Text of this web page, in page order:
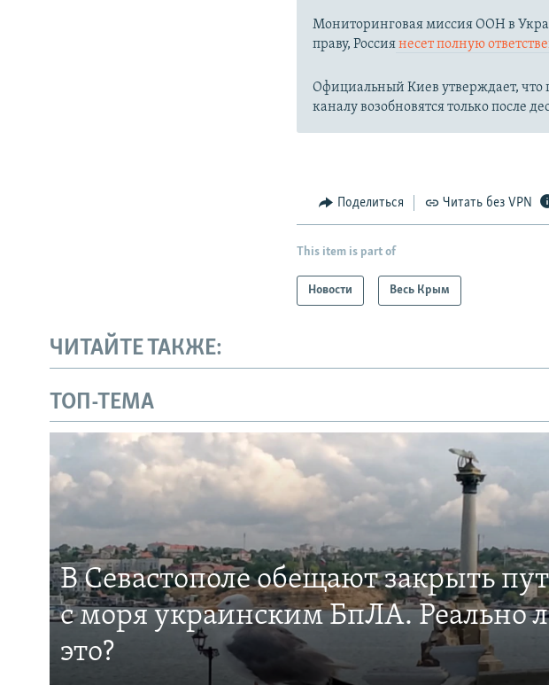
Мониторинговая миссия ООН в
праву, Россиянесет полную
Официальный Киев утверждает, что
каналу возобновятся только после
Поделиться Читать без VPN
This item is part of
Новости Весь Крым
ЧИТАЙТЕ ТАКЖЕ:
ТОП-ТЕМА
В Севастополе обещают закрыть
с моря украинским БпЛА. Реально
это?